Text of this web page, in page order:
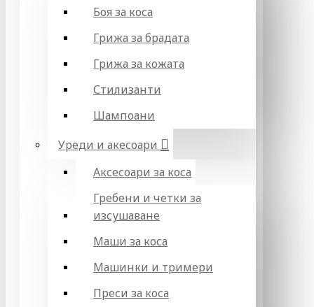
Боя за коса
Грижа за брадата
Грижа за кожата
Стилизанти
Шампоани
Уреди и акесоари
Аксесоари за коса
Гребени и четки за
изсушаване
Маши за коса
Машинки и тримери
Преси за коса